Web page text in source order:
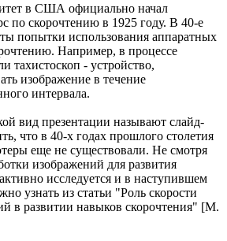
в США официально начал
по скорочтению в 1925 году. В 40-е
попытки использования аппаратных
Например, в процессе
тахистоскоп - устройство,
изображение в течение
интервала.
вид презентации называют слайд-
что в 40-х годах прошлого столетия
еще не существовали. Не смотря
изображений для развития
исследуется и в наступившем
узнать из статьи "Роль скорости
в развитии навыков скорочтения" [М.